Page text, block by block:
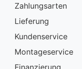
Zahlungsarten
Lieferung
Kundenservice
Montageservice
Finanzierung